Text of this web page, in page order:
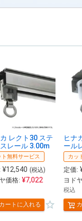
レクト30 ステ
レール 3.00m
ト無料サービス
¥12,540 (税込)
価格: ¥7,022
カートに入れる
ヒナ
ール
カッ
定価:
ヨド
税込